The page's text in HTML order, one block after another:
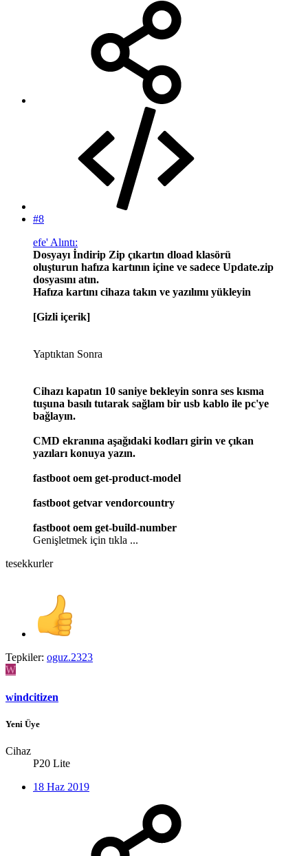
#8
efe' Alıntı:
Dosyayı İndirip Zip çıkartın dload klasörü
oluşturun hafıza kartının içine ve sadece Update.zip
dosyasını atın.
Hafıza kartını cihaza takın ve yazılımı yükleyin
[Gizli içerik]
Yaptıktan Sonra
Cihazı kapatın 10 saniye bekleyin sonra ses kısma
tuşuna basılı tutarak sağlam bir usb kablo ile pc'ye
bağlayın.
CMD ekranına aşağıdaki kodları girin ve çıkan
yazıları konuya yazın.
fastboot oem get-product-model
fastboot getvar vendorcountry
fastboot oem get-build-number
Genişletmek için tıkla ...
tesekkurler
Tepkiler: oguz.2323
W
windcitizen
Yeni Üye
Cihaz
P20 Lite
18 Haz 2019